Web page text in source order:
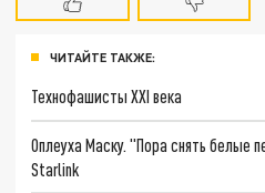
ЧИТАЙТЕ ТАКЖЕ:
Технофашисты XXI века
Оплеуха Маску. "Пора снять белые
Starlink